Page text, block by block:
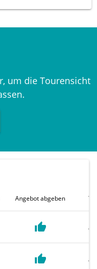
um die Tourensicht
Angebot abgeben
thumb_up
thumb_up